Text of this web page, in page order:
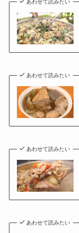
あわせて読みたい
あわせて読みたい
あわせて読みたい
あわせて読みたい